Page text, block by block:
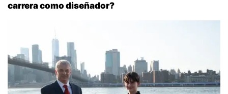
carrera como diseñador?